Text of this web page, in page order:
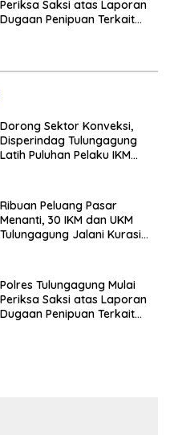
Periksa Saksi atas Laporan
Dugaan Penipuan Terkait
Dorong Sektor Konveksi,
Disperindag Tulungagung
Latih Puluhan Pelaku IKM
Ribuan Peluang Pasar
Menanti, 30 IKM dan UKM
Tulungagung Jalani Kurasi
Polres Tulungagung Mulai
Periksa Saksi atas Laporan
Dugaan Penipuan Terkait